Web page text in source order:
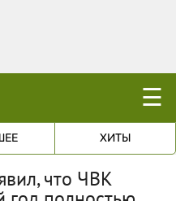
☰
ХИТЫ
что ЧВК